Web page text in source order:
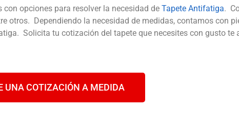
opciones para resolver la necesidad de Tapete Antifatiga.
otros. Dependiendo la necesidad de medidas, contamos con
Solicita tu cotización del tapete que necesites con gusto te
UNA COTIZACIÓN A MEDIDA